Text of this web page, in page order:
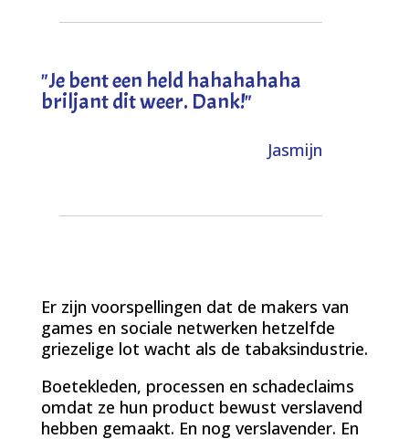
"Je bent een held hahahahaha
briljant dit weer. Dank!"
Jasmijn
Er zijn voorspellingen dat de makers van
games en sociale netwerken hetzelfde
griezelige lot wacht als de tabaksindustrie.
Boetekleden, processen en schadeclaims
omdat ze hun product bewust verslavend
hebben gemaakt. En nog verslavender. En